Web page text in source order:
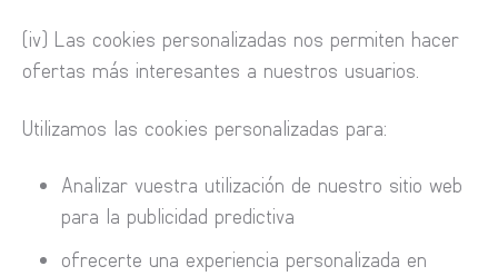
(iv) Las cookies personalizadas nos permiten hacer
ofertas más interesantes a nuestros usuarios.
Utilizamos las cookies personalizadas para:
Analizar vuestra utilización de nuestro sitio web
para la publicidad predictiva
ofrecerte una experiencia personalizada en